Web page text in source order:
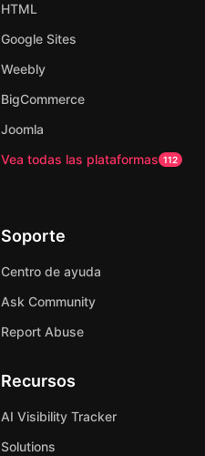
HTML
Google Sites
Weebly
BigCommerce
Joomla
Vea todas las plataformas 112
Soporte
Centro de ayuda
Ask Community
Report Abuse
Recursos
AI Visibility Tracker
Solutions